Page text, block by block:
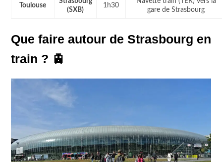
Toulouse
(SXB)
1h30
gare de Strasbourg
Que faire autour de Strasbourg en
train ? 🚊